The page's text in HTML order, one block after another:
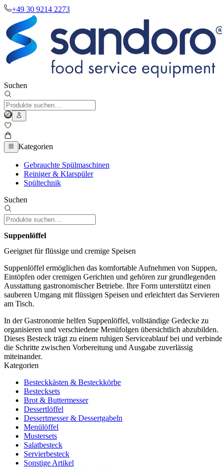
+49 30 9214 2273
Suchen
Kategorien
Gebrauchte Spülmaschinen
Reiniger & Klarspüler
Spültechnik
Suchen
Suppenlöffel
Geeignet für flüssige und cremige Speisen
Suppenlöffel ermöglichen das komfortable Aufnehmen von Suppen,
Eintöpfen oder cremigen Gerichten und gehören zur grundlegenden
Ausstattung gastronomischer Betriebe. Ihre Form unterstützt einen
sauberen Umgang mit flüssigen Speisen und erleichtert das Servieren
am Tisch.
In der Gastronomie helfen Suppenlöffel, vollständige Gedecke zu
organisieren und verschiedene Menüfolgen übersichtlich abzubilden.
Dieses Besteck trägt zu einem ruhigen Serviceablauf bei und
die Schritte zwischen Vorbereitung und Ausgabe zuverlässig
miteinander.
Kategorien
Besteckkästen & Besteckkörbe
Bestecksets
Brot & Buttermesser
Dessertlöffel
Dessertmesser & Dessertgabeln
Menülöffel
Mustersets
Salatbesteck
Servierbesteck
Sonstige Artikel